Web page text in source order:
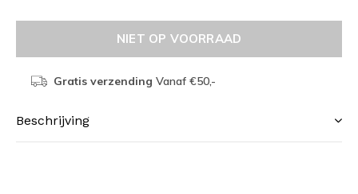
NIET OP VOORRAAD
Gratis verzending Vanaf €50,-
Beschrijving